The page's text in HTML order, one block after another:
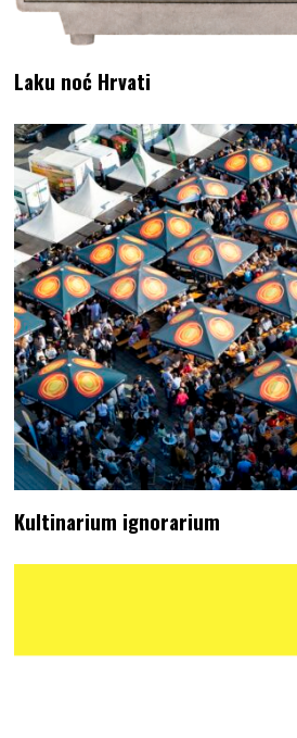
Laku noć Hrvati
Kultinarium ignorarium